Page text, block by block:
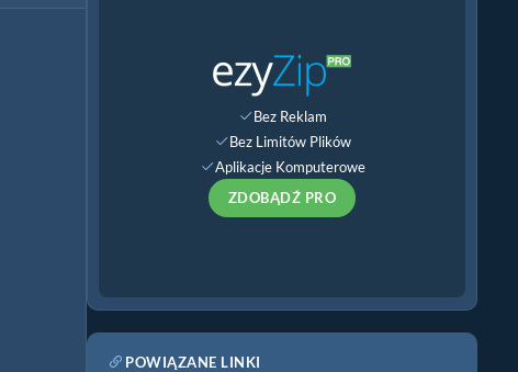
Bez Reklam
Bez Limitów Plików
Aplikacje Komputerowe
ZDOBĄDŹ PRO
POWIĄZANE LINKI